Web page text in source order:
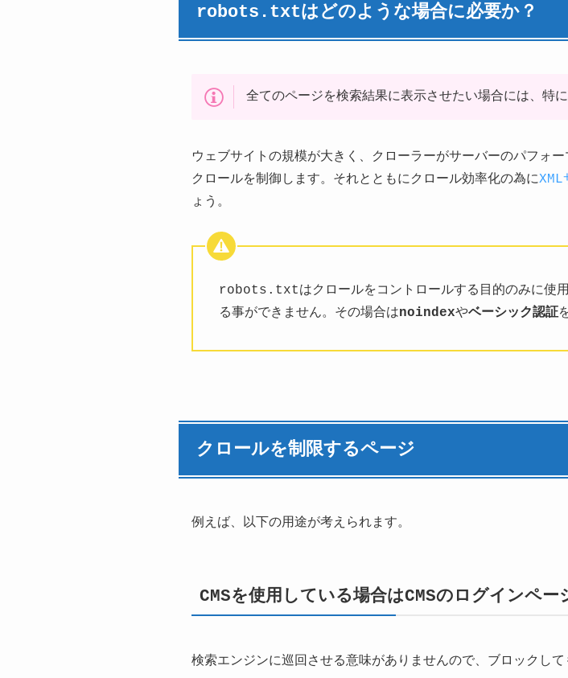
robots.txtはどのような場合に必要か？
全てのページを検索結果に表示させたい場合には、特
ウェブサイトの規模が大きく、クローラーがサーバーのパフ
クロールを制御します。それとともにクロール効率化の為にXML
ょう。
robots.txtはクロールをコントロールする目的のみに使用
る事ができません。その場合はnoindexやベーシック認証
クロールを制限するページ
例えば、以下の用途が考えられます。
CMSを使用している場合はCMSのログインペー
検索エンジンに巡回させる意味がありませんので、ブロックして